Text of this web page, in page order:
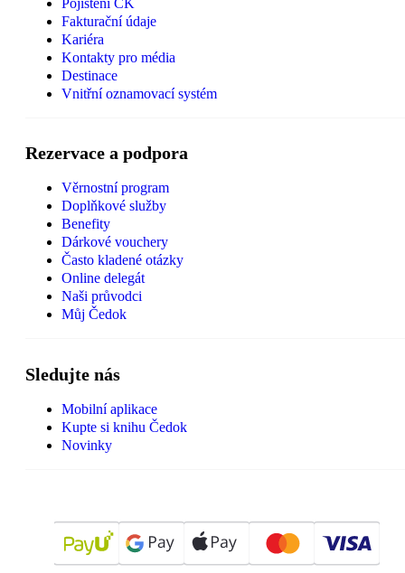
Fakturační údaje
Kariéra
Kontakty pro média
Destinace
Vnitřní oznamovací systém
Rezervace a podpora
Věrnostní program
Doplňkové služby
Benefity
Dárkové vouchery
Často kladené otázky
Online delegát
Naši průvodci
Můj Čedok
Sledujte nás
Mobilní aplikace
Kupte si knihu Čedok
Novinky